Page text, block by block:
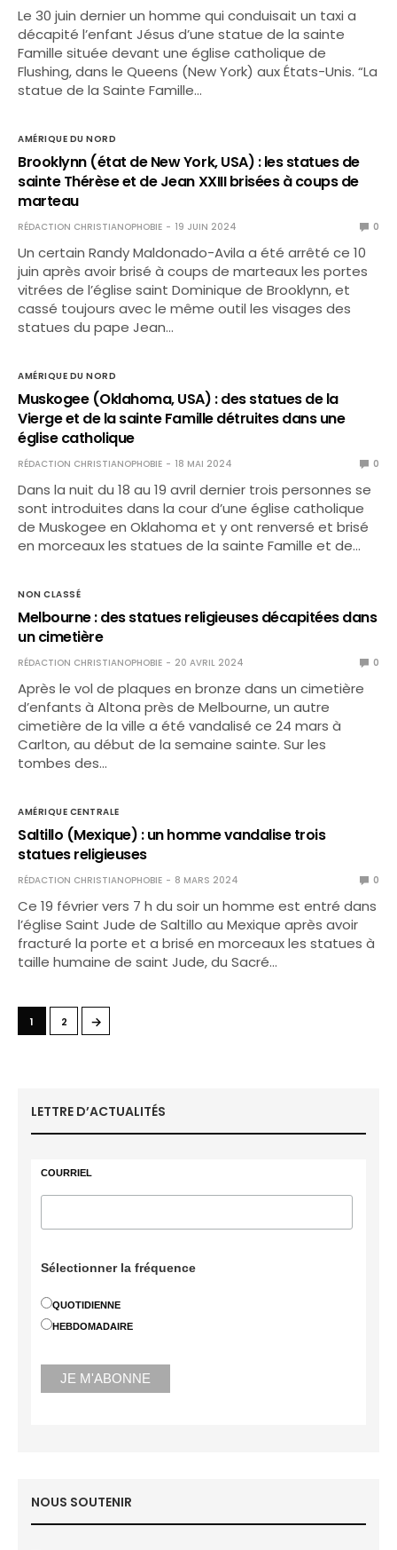
Le 30 juin dernier un homme qui conduisait un taxi a
décapité l’enfant Jésus d’une statue de la sainte
Famille située devant une église catholique de
Flushing, dans le Queens (New York) aux États-Unis. “La
statue de la Sainte Famille…
AMÉRIQUE DU NORD
Brooklynn (état de New York, USA) : les statues de
sainte Thérèse et de Jean XXIII brisées à coups de
marteau
RÉDACTION CHRISTIANOPHOBIE 19 JUIN 2024 0
Un certain Randy Maldonado-Avila a été arrêté ce 10
juin après avoir brisé à coups de marteaux les portes
vitrées de l’église saint Dominique de Brooklynn, et
cassé toujours avec le même outil les visages des
statues du pape Jean…
AMÉRIQUE DU NORD
Muskogee (Oklahoma, USA) : des statues de la
Vierge et de la sainte Famille détruites dans une
église catholique
RÉDACTION CHRISTIANOPHOBIE 18 MAI 2024 0
Dans la nuit du 18 au 19 avril dernier trois personnes se
sont introduites dans la cour d’une église catholique
de Muskogee en Oklahoma et y ont renversé et brisé
en morceaux les statues de la sainte Famille et de…
NON CLASSÉ
Melbourne : des statues religieuses décapitées dans
un cimetière
RÉDACTION CHRISTIANOPHOBIE 20 AVRIL 2024 0
Après le vol de plaques en bronze dans un cimetière
d’enfants à Altona près de Melbourne, un autre
cimetière de la ville a été vandalisé ce 24 mars à
Carlton, au début de la semaine sainte. Sur les
tombes des…
AMÉRIQUE CENTRALE
Saltillo (Mexique) : un homme vandalise trois
statues religieuses
RÉDACTION CHRISTIANOPHOBIE 8 MARS 2024 0
Ce 19 février vers 7 h du soir un homme est entré dans
l’église Saint Jude de Saltillo au Mexique après avoir
fracturé la porte et a brisé en morceaux les statues à
taille humaine de saint Jude, du Sacré…
1 2 →
LETTRE D’ACTUALITÉS
COURRIEL
Sélectionner la fréquence
QUOTIDIENNE
HEBDOMADAIRE
NOUS SOUTENIR